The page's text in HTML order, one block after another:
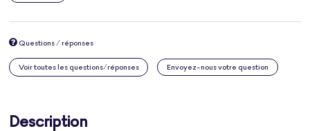
Questions / réponses
Voir toutes les questions/réponses Envoyez-nous votre question
Description